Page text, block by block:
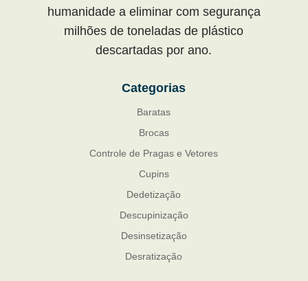
humanidade a eliminar com segurança
milhões de toneladas de plástico
descartadas por ano.
Categorias
Baratas
Brocas
Controle de Pragas e Vetores
Cupins
Dedetização
Descupinização
Desinsetização
Desratização